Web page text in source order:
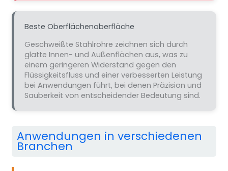
Beste Oberflächenoberfläche
Geschweißte Stahlrohre zeichnen sich durch
glatte Innen- und Außenflächen aus, was zu
einem geringeren Widerstand gegen den
Flüssigkeitsfluss und einer verbesserten Leistung
bei Anwendungen führt, bei denen Präzision und
Sauberkeit von entscheidender Bedeutung sind.
Anwendungen in verschiedenen
Branchen